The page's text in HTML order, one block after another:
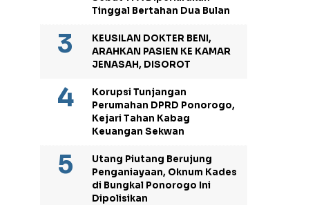
Tinggal Bertahan Dua Bulan
KEUSILAN DOKTER BENI,
ARAHKAN PASIEN KE KAMAR
JENASAH, DISOROT
Korupsi Tunjangan
Perumahan DPRD Ponorogo,
Kejari Tahan Kabag
Keuangan Sekwan
Utang Piutang Berujung
Penganiayaan, Oknum Kades
di Bungkal Ponorogo Ini
Dipolisikan